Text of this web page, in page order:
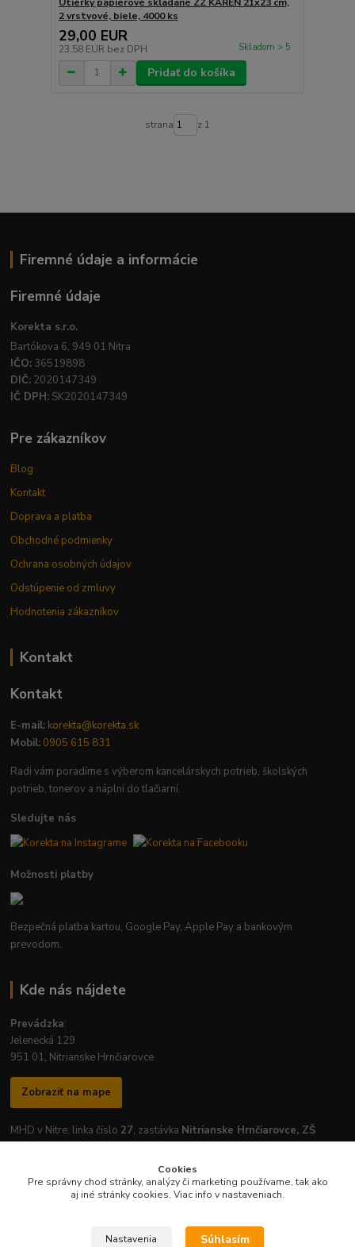
2 vrstvové, biele, 4000 ks
29,00 EUR
23,58 EUR bez DPH Skladom > 5
Pridať do košíka
strana z 1
Firemné údaje a informácie
Firemné údaje
Korekta s.r.o.
Bartókova 6, 949 01 Nitra
IČO: 36519898
DIČ: 2020147349
IČ DPH: SK2020147349
Pre zákazníkov
Blog
Kontakt
Doprava a platba
Obchodné podmienky
Ochrana osobných údajov
Odstúpenie od zmluvy
Hodnotenia zákazníkov
Kontakt
Kontakt
E-mail: korekta@korekta.sk
Mobil: 0905 615 831
Radi vám poradíme s výberom kancelárskych potrieb, školských
potrieb, tonerov a náplní do tlačiarní.
Sledujte nás
Možnosti platby
Bezpečná platba kartou, Google Pay, Apple Pay a bankovým
prevodom.
Kde nás nájdete
Prevádzka:
Jelenecká 129
951 01, Nitrianske Hrnčiarovce
Zobraziť na mape
MHD v Nitre: linka číslo 27, zastávka Nitrianske Hrnčiarovce, ZŠ
Otváracie hodiny prevádzky:
Cookies
Pre správny chod stránky, analýzy či marketing používame, tak ako
aj iné stránky cookies. Viac info v nastaveniach.
Nastavenia Súhlasím